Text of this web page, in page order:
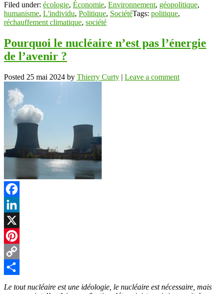
Filed under: écologie, Économie, Environnement, géopolitique,
humanisme, L'individu, Politique, SociétéTags: politique,
réchauffement climatique, société
Pourquoi le nucléaire n’est pas l’énergie
de l’avenir ?
Posted 25 mai 2024 by Thierry Curty | Leave a comment
Facebook
LinkedIn
X
Pinterest
Copy
Link
Partager
Le tout nucléaire est une idéologie, le nucléaire est nécessaire, mais